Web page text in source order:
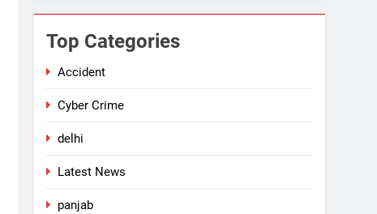
Top Categories
Accident
Cyber Crime
delhi
Latest News
panjab